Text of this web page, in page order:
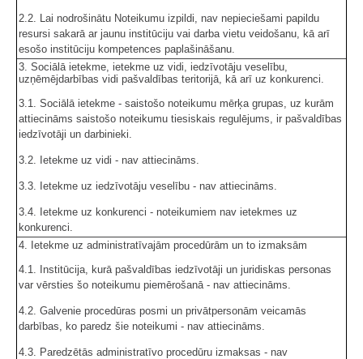
2.2. Lai nodrošinātu Noteikumu izpildi, nav nepieciešami papildu
resursi sakarā ar jaunu institūciju vai darba vietu veidošanu, kā arī
esošo institūciju kompetences paplašināšanu.
3. Sociālā ietekme, ietekme uz vidi, iedzīvotāju veselību,
uzņēmējdarbības vidi pašvaldības teritorijā, kā arī uz konkurenci.
3.1. Sociālā ietekme - saistošo noteikumu mērķa grupas, uz kurām
attiecināms saistošo noteikumu tiesiskais regulējums, ir pašvaldības
iedzīvotāji un darbinieki.
3.2. Ietekme uz vidi - nav attiecināms.
3.3. Ietekme uz iedzīvotāju veselību - nav attiecināms.
3.4. Ietekme uz konkurenci - noteikumiem nav ietekmes uz
konkurenci.
4. Ietekme uz administratīvajām procedūrām un to izmaksām
4.1. Institūcija, kurā pašvaldības iedzīvotāji un juridiskas personas
var vērsties šo noteikumu piemērošanā - nav attiecināms.
4.2. Galvenie procedūras posmi un privātpersonām veicamās
darbības, ko paredz šie noteikumi - nav attiecināms.
4.3. Paredzētās administratīvo procedūru izmaksas - nav